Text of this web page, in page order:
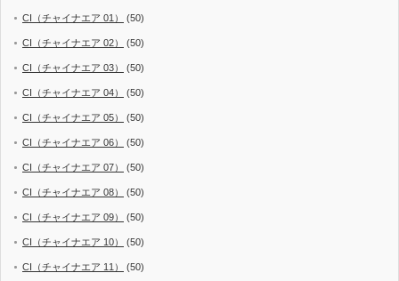
CI（チャイナエア 01） (50)
CI（チャイナエア 02） (50)
CI（チャイナエア 03） (50)
CI（チャイナエア 04） (50)
CI（チャイナエア 05） (50)
CI（チャイナエア 06） (50)
CI（チャイナエア 07） (50)
CI（チャイナエア 08） (50)
CI（チャイナエア 09） (50)
CI（チャイナエア 10） (50)
CI（チャイナエア 11） (50)